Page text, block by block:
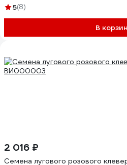
5(8)
В
2 016 ₽
Семена лугового розового